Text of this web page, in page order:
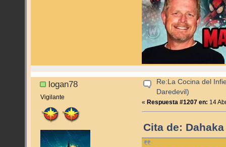
logan78
Vigilante
Re:La Cocina del
Daredevil)
« Respuesta #1207 en: 14
Cita de: